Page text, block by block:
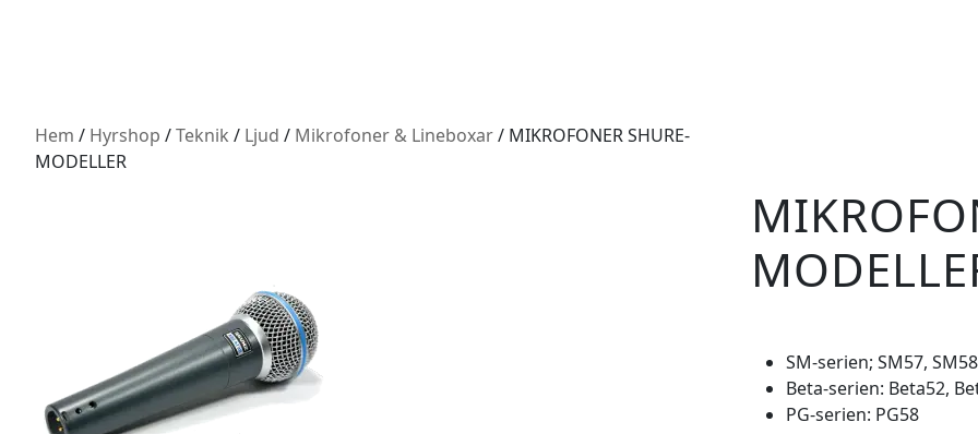
Hem / Hyrshop /Teknik / Ljud / Mikrofoner & Lineboxar/ MIKROFONER SHURE-
MODELLER
SM-serien; SM57,
Beta-serien: Beta52,
PG-serien: PG58